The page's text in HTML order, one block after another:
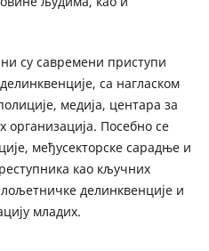
су савремени приступи
са нагласком
медија, центара за
организација. Посебно се
међусекторске сарадње и
као кључних
делинквенције и
младих.